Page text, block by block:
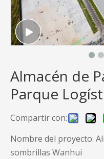
Almacén de
Parque
Compartir con:
Nombre del proyecto:
sombrillas Wanhui